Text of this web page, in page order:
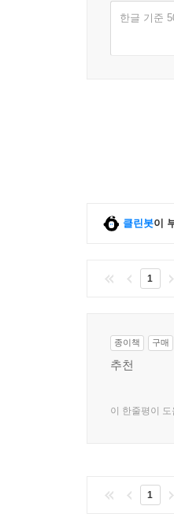
한글 기준
클린봇이
1
종이책 구매
추천
이 한줄평이
1